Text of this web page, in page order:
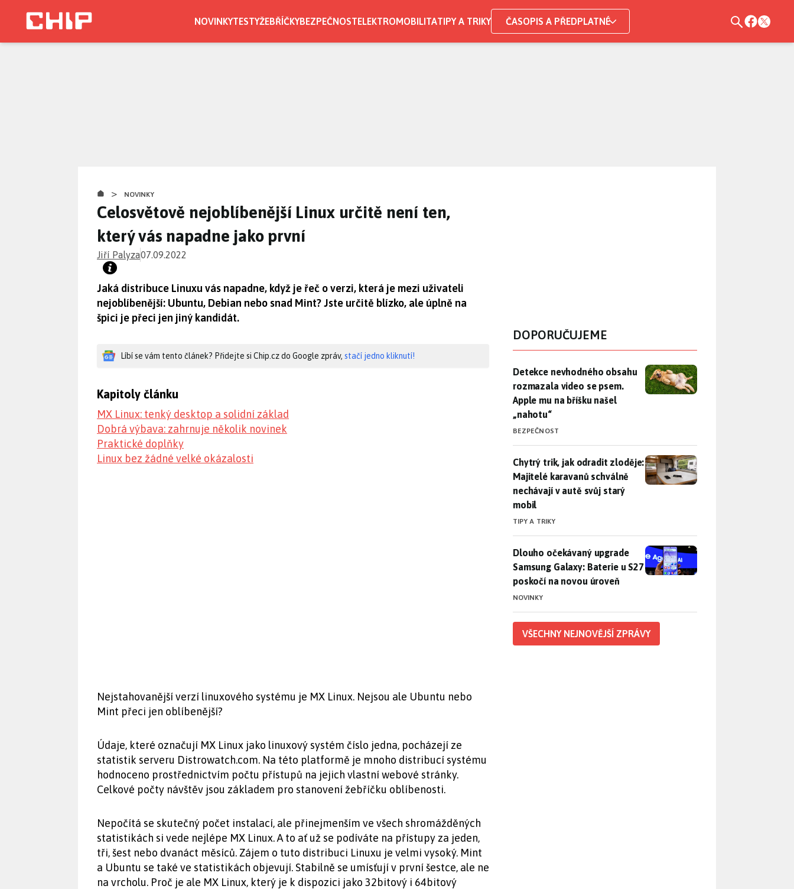
NOVINKYTESTYŽEBŘÍČKYBEZPEČNOSTELEKTROMOBILITATIPY A TRIKY ČASOPIS A PŘEDPLATNÉ
> NOVINKY
Celosvětově nejoblíbenější Linux určitě není ten,
který vás napadne jako první
Jiří Palyza07.09.2022
Jaká distribuce Linuxu vás napadne, když je řeč o verzi, která je mezi uživateli
nejoblíbenější: Ubuntu, Debian nebo snad Mint? Jste určitě blízko, ale úplně na
špici je přeci jen jiný kandidát.
Líbí se vám tento článek? Přidejte si Chip.cz do Google zpráv, stačí jedno kliknutí!
Kapitoly článku
MX Linux: tenký desktop a solidní základ
Dobrá výbava: zahrnuje několik novinek
Praktické doplňky
Linux bez žádné velké okázalosti
Nejstahovanější verzí linuxového systému je MX Linux. Nejsou ale Ubuntu nebo
Mint přeci jen oblíbenější?
Údaje, které označují MX Linux jako linuxový systém číslo jedna, pocházejí ze
statistik serveru Distrowatch.com. Na této platformě je mnoho distribucí systému
hodnoceno prostřednictvím počtu přístupů na jejich vlastní webové stránky.
Celkové počty návštěv jsou základem pro stanovení žebříčku oblíbenosti.
Nepočítá se skutečný počet instalací, ale přinejmenším ve všech shromážděných
statistikách si vede nejlépe MX Linux. A to ať už se podíváte na přístupy za jeden,
tři, šest nebo dvanáct měsíců. Zájem o tuto distribuci Linuxu je velmi vysoký. Mint
a Ubuntu se také ve statistikách objevují. Stabilně se umísťují v první šestce, ale ne
na vrcholu. Proč je ale MX Linux, který je k dispozici jako 32bitový i 64bitový
DOPORUČUJEME
Detekce nevhodného obsahu rozmazala video se psem. Apple mu
Detekce nevhodného obsahu
rozmazala video se psem.
Apple mu na bříšku našel
„nahotu“
BEZPEČNOST
Chytrý trik, jak odradit zloděje: Majitelé karavanů schválně
Chytrý trik, jak odradit zloděje:
Majitelé karavanů schválně
nechávají v autě svůj starý
mobil
TIPY A TRIKY
Dlouho očekávaný upgrade Samsung Galaxy: Baterie u S27
Dlouho očekávaný upgrade
Samsung Galaxy: Baterie u S27
poskočí na novou úroveň
NOVINKY
VŠECHNY NEJNOVĚJŠÍ ZPRÁVY